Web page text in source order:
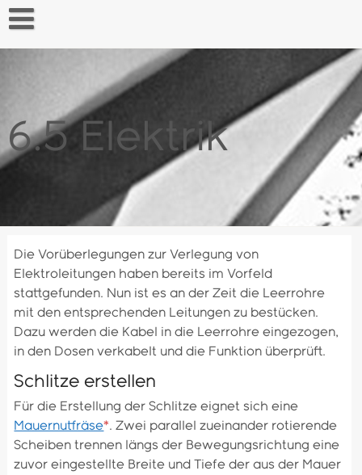
Skip
to
content
6.5 Elektrik
Die Vorüberlegungen zur Verlegung von
Elektroleitungen haben bereits im Vorfeld
stattgefunden. Nun ist es an der Zeit die Leerrohre
mit den entsprechenden Leitungen zu bestücken.
Dazu werden die Kabel in die Leerrohre eingezogen,
in den Dosen verkabelt und die Funktion überprüft.
Schlitze erstellen
Für die Erstellung der Schlitze eignet sich eine
Mauernutfräse*. Zwei parallel zueinander rotierende
Scheiben trennen längs der Bewegungsrichtung eine
zuvor eingestellte Breite und Tiefe der aus der Mauer